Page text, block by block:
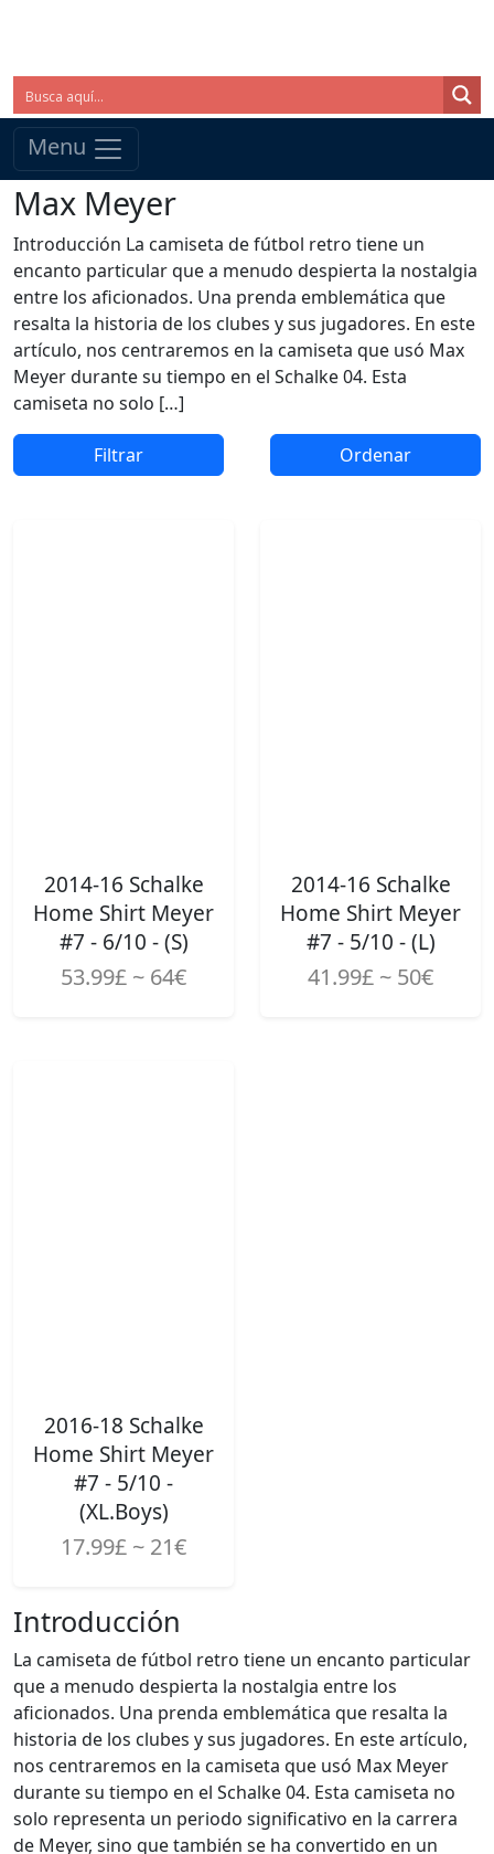
Menu
Max Meyer
Introducción La camiseta de fútbol retro tiene un
encanto particular que a menudo despierta la nostalgia
entre los aficionados. Una prenda emblemática que
resalta la historia de los clubes y sus jugadores. En este
artículo, nos centraremos en la camiseta que usó Max
Meyer durante su tiempo en el Schalke 04. Esta
camiseta no solo […]
Filtrar Ordenar
2014-16 Schalke
Home Shirt Meyer
#7 - 6/10 - (S)
53.99£ ~ 64€
2014-16 Schalke
Home Shirt Meyer
#7 - 5/10 - (L)
41.99£ ~ 50€
2016-18 Schalke
Home Shirt Meyer
#7 - 5/10 -
(XL.Boys)
17.99£ ~ 21€
Introducción
La camiseta de fútbol retro tiene un encanto particular
que a menudo despierta la nostalgia entre los
aficionados. Una prenda emblemática que resalta la
historia de los clubes y sus jugadores. En este artículo,
nos centraremos en la camiseta que usó Max Meyer
durante su tiempo en el Schalke 04. Esta camiseta no
solo representa un periodo significativo en la carrera
de Meyer, sino que también se ha convertido en un